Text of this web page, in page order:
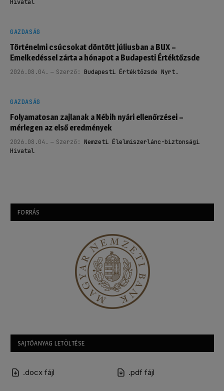
Hivatal
GAZDASÁG
Történelmi csúcsokat döntött júliusban a BUX –
Emelkedéssel zárta a hónapot a Budapesti Értéktőzsde
2026.08.04. Szerző: Budapesti Értéktőzsde Nyrt.
GAZDASÁG
Folyamatosan zajlanak a Nébih nyári ellenőrzései –
mérlegen az első eredmények
2026.08.04. Szerző: Nemzeti Élelmiszerlánc-biztonsági
Hivatal
FORRÁS
SAJTÓANYAG LETÖLTÉSE
.docx fájl .pdf fájl